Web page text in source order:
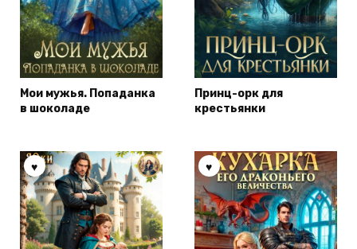
Мои мужья. Попаданка
в шоколаде
Принц-орк для
крестьянки